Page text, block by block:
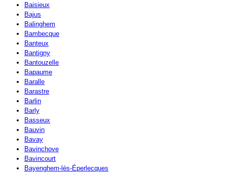
Baisieux
Bajus
Balinghem
Bambecque
Banteux
Bantigny
Bantouzelle
Bapaume
Baralle
Barastre
Barlin
Barly
Basseux
Bauvin
Bavay
Bavinchove
Bavincourt
Bayenghem-lès-Éperlecques